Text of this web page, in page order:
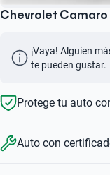
Chevrolet Camaro
¡Vaya! Alguien
te pueden gustar.
Protege tu auto
Auto con